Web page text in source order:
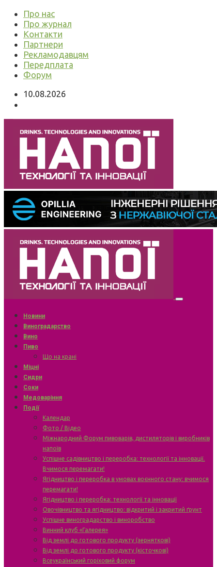
Про нас
Про журнал
Контакти
Партнери
Рекламодавцям
Передплата
Форум
10.08.2026
Новини
Виноградарство
Вино
Пиво
Що на крані
Міцні
Сидри
Соки
Медоваріння
Події
Календар
Фото / Відео
Міжнародний Форум пивоварів, дистиляторів і виробників
напоїв
Успішне садівництво і переробка: технології та інновації.
Вчимося перемагати!
Ягідництво і переробка в умовах воєнного стану: вчимося
перемагати!
Ягідництво і переробка: технології та інновації
Овочівництво та ягідництво: відкритий і закритий ґрунт
Успішне виноградарство і виноробство
Винний клуб «Галерея»
Від землі до готового продукту (зерняткові)
Від землі до готового продукту (кісточкові)
Всеукраїнський горіховий форум